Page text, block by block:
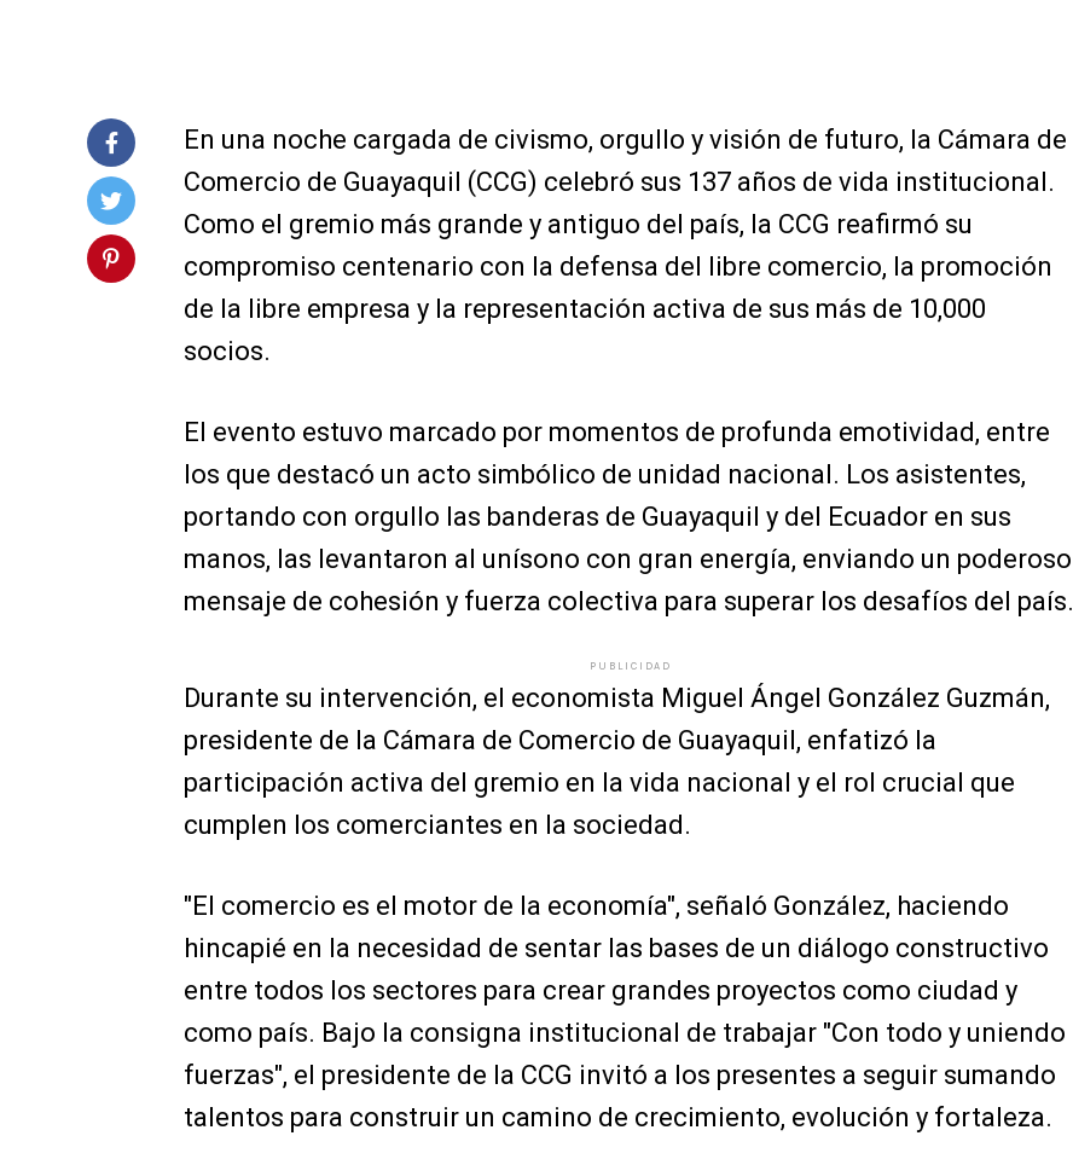
En una noche cargada de civismo, orgullo y visión de futuro, la Cámara de
Comercio de Guayaquil (CCG) celebró sus 137 años de vida institucional.
Como el gremio más grande y antiguo del país, la CCG reafirmó su
compromiso centenario con la defensa del libre comercio, la promoción
de la libre empresa y la representación activa de sus más de 10,000
socios.
El evento estuvo marcado por momentos de profunda emotividad, entre
los que destacó un acto simbólico de unidad nacional. Los asistentes,
portando con orgullo las banderas de Guayaquil y del Ecuador en sus
manos, las levantaron al unísono con gran energía, enviando un poderoso
mensaje de cohesión y fuerza colectiva para superar los desafíos del país.
PUBLICIDAD
Durante su intervención, el economista Miguel Ángel González Guzmán,
presidente de la Cámara de Comercio de Guayaquil, enfatizó la
participación activa del gremio en la vida nacional y el rol crucial que
cumplen los comerciantes en la sociedad.
"El comercio es el motor de la economía", señaló González, haciendo
hincapié en la necesidad de sentar las bases de un diálogo constructivo
entre todos los sectores para crear grandes proyectos como ciudad y
como país. Bajo la consigna institucional de trabajar "Con todo y uniendo
fuerzas", el presidente de la CCG invitó a los presentes a seguir sumando
talentos para construir un camino de crecimiento, evolución y fortaleza.